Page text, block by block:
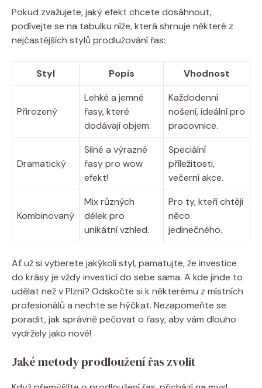
Pokud zvažujete, jaký efekt chcete dosáhnout,
podívejte se na tabulku níže, která shrnuje některé z
nejčastějších stylů prodlužování řas:
Styl Popis Vhodnost
Přirozený
Lehké a jemné
řasy, které
dodávají objem.
Každodenní
nošení, ideální pro
pracovnice.
Dramatický
Silné a výrazné
řasy pro wow
efekt!
Speciální
příležitosti,
večerní akce.
Kombinovaný
Mix různých
délek pro
unikátní vzhled.
Pro ty, kteří chtějí
něco
jedinečného.
Ať už si vyberete jakýkoli styl, pamatujte, že investice
do krásy je vždy investicí do sebe sama. A kde jinde to
udělat než v Plzni? Odskočte si k některému z místních
profesionálů a nechte se hýčkat. Nezapomeňte se
poradit, jak správně pečovat o řasy, aby vám dlouho
vydržely jako nové!
Jaké metody prodloužení řas zvolit